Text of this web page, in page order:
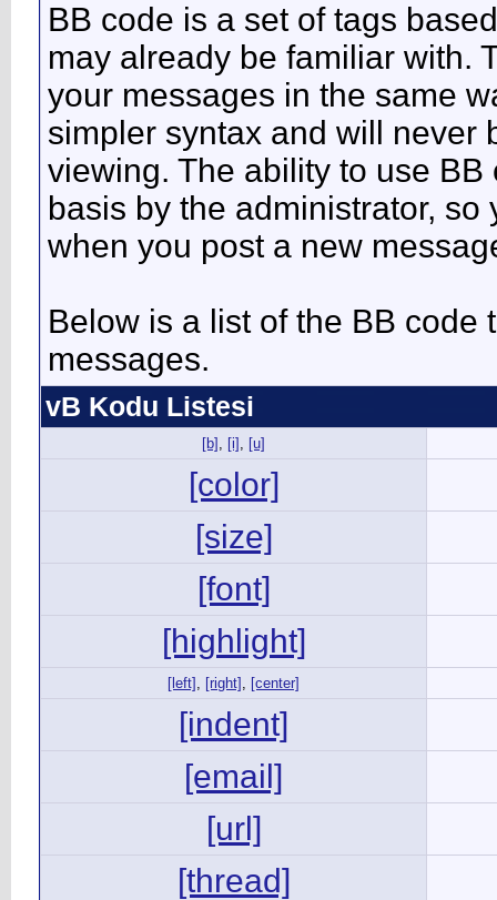
BB code is a set of tags
may already be familiar with.
your messages in the same
simpler syntax and will never
viewing. The ability to use
basis by the administrator,
when you post a new
Below is a list of the BB code
messages.
vB Kodu Listesi
[b] , [i] , [u]
[color]
[size]
[font]
[highlight]
[left] , [right] , [center]
[indent]
[email]
[url]
[thread]